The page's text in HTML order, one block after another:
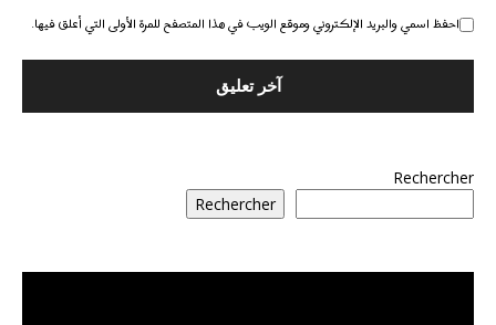
احفظ اسمي والبريد الإلكتروني وموقع الويب في هذا المتصفح للمرة الأولى التي أعلق فيها.
Rechercher
Rechercher